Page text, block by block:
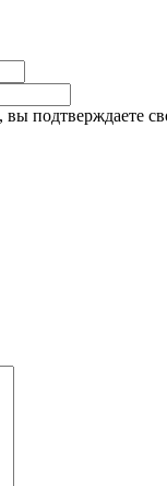
подтверждаете